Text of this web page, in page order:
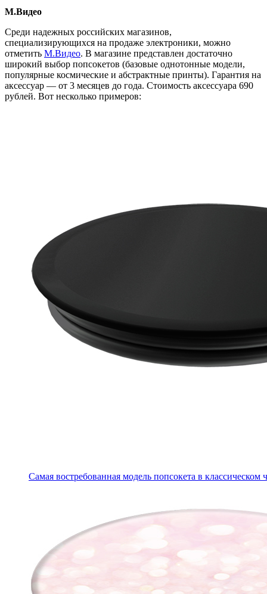
М.Видео
Среди надежных российских магазинов,
специализирующихся на продаже электроники, можно
отметить М.Видео. В магазине представлен достаточно
широкий выбор попсокетов (базовые однотонные модели,
популярные космические и абстрактные принты). Гарантия на
аксессуар — от 3 месяцев до года. Стоимость аксессуара 690
рублей. Вот несколько примеров:
Самая востребованная модель попсокета в классическом